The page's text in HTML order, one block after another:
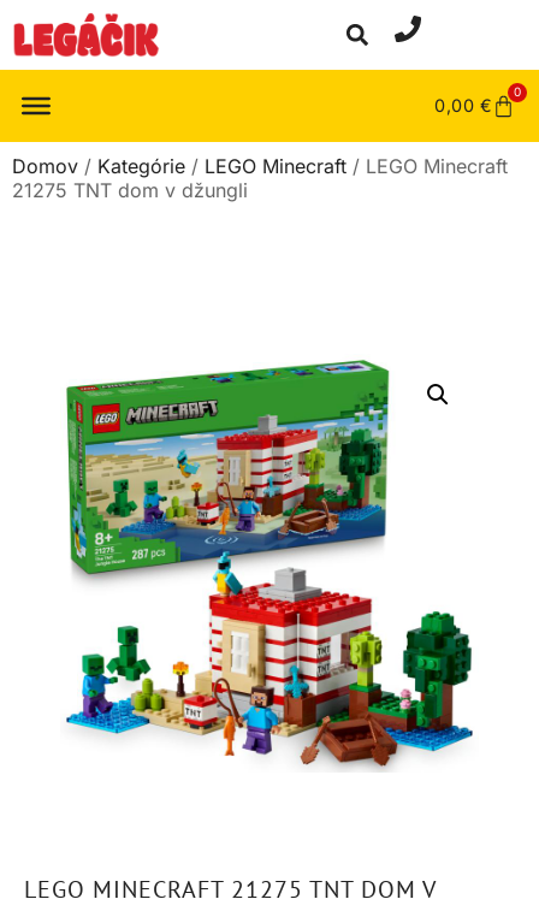
0,00 €
0
Domov / Kategórie / LEGO Minecraft / LEGO Minecraft
21275 TNT dom v džungli
LEGO MINECRAFT 21275 TNT DOM V